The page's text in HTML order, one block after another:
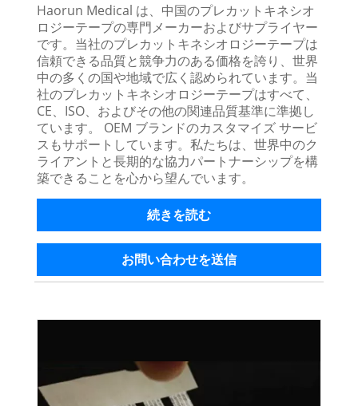
Haorun Medical は、中国のプレカットキネシオ
ロジーテープの専門メーカーおよびサプライヤー
です。当社のプレカットキネシオロジーテープは
信頼できる品質と競争力のある価格を誇り、世界
中の多くの国や地域で広く認められています。当
社のプレカットキネシオロジーテープはすべて、
CE、ISO、およびその他の関連品質基準に準拠し
ています。 OEM ブランドのカスタマイズ サービ
スもサポートしています。私たちは、世界中のク
ライアントと長期的な協力パートナーシップを構
築できることを心から望んでいます。
続きを読む
お問い合わせを送信